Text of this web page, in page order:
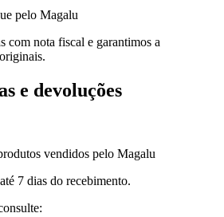
pelo Magalu
com nota fiscal e garantimos a
e devoluções
vendidos pelo Magalu
7 dias do recebimento.